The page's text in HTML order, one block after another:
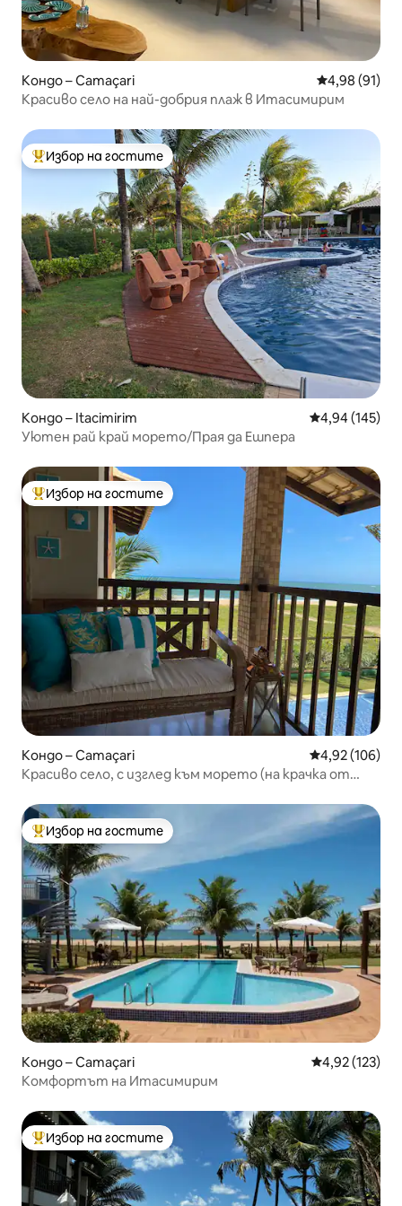
Кондо – Camaçari Средна
4,98 (91)
Красиво село на най-добрия плаж в Итасимирим
Най-популярен избор на гостите
Избор на гостите
Кондо – Itacimirim Средна
4,94 (145)
Уютен рай край морето/Прая да Ешпера
Най-популярен избор на гостите
Избор на гостите
Кондо – Camaçari Средна
4,92 (106)
Красиво село, с изглед към морето (на крачка от
Най-популярен избор на гостите
Избор на гостите
Кондо – Camaçari Средна
4,92 (123)
Комфортът на Итасимирим
Най-популярен избор на гостите
Избор на гостите